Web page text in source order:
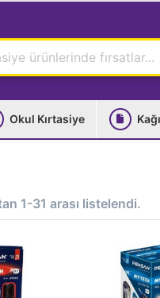
Okul Kırtasiye
1-31 arası listelendi.